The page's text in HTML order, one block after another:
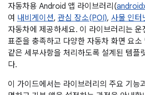
자동차용 Android 앱 라이브러리(
여 내비게이션, 관심 장소(POI), 사물 인
자동차에 제공하세요. 이 라이브러리는 운
표준을 충족하고 다양한 자동차 화면 요소
같은 세부사항을 처리하도록 설계된 템플
다.
이 가이드에서는 라이브러리의 주요 기능